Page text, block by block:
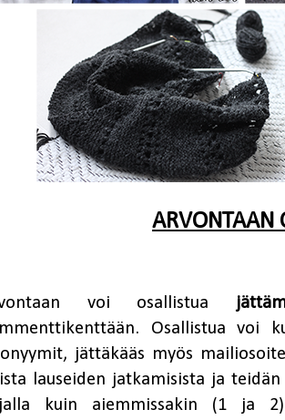
ARVONTAAN
voi osallistua
Osallistua voi
jättäkääs myös
lauseiden jatkamisista ja
kuin aiemmissakin (1 ja 2